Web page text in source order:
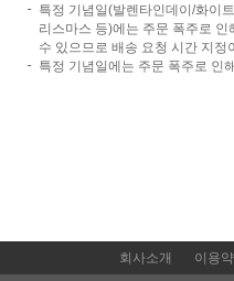
특정 기념일(발렌타인데이/화이
리스마스 등)에는 주문 폭주로
수 있으므로 배송 요청 시간 지정
특정 기념일에는 주문 폭주로 인
회사소개 이용